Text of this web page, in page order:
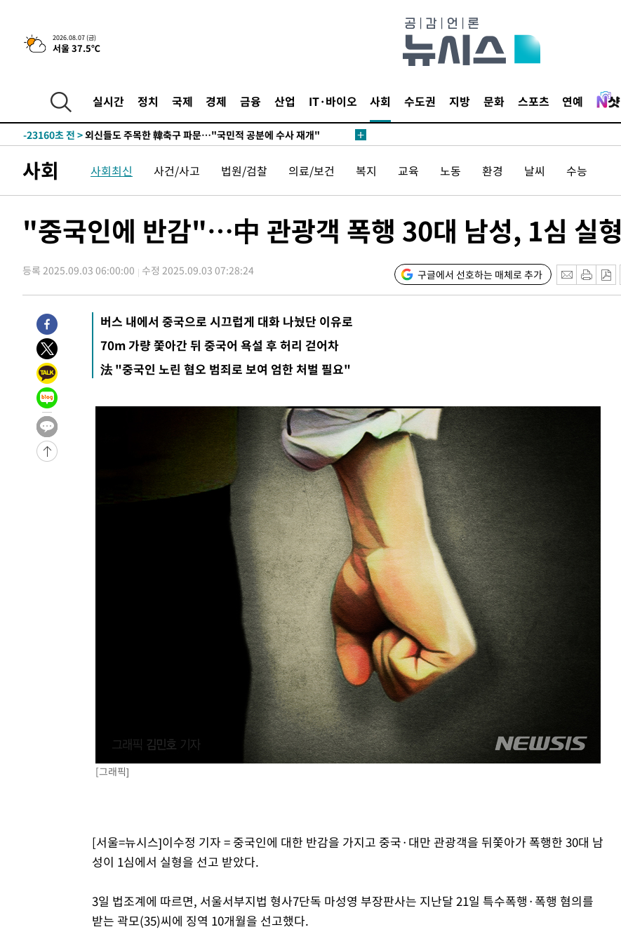
2026.08.07 (금)
서울 37.5℃
실시간 정치 국제 경제 금융 산업 IT·바이오 사회 수도권 지방 문화 스포츠 연예
-27375초 전 >[속보]코스닥, 2.86포인트(0.36%) 내린 798.81마감
-27328초 전 > [속보]코스피, 6200선 약보합…0.60% 내린 6258.77에 마쳐
-27197초 전 >
[속보] 노원서 40.1도 관측…서울, 2018년 이후 첫 40도
-24287초 전 >
-23160초 전 >외신들도 주목한 韓축구 파문…"국민적 공분에 수사 재개"
-22153초 전 >
[속보]규제합리화위원회 부위원장에 김태유 서울대 공대 교수…이
-18511초 전 >[속보]국힘 윤리위, '돌려차기 발언' 진종오·서범수 징계 절차 개시
25.3%↑
-10996초 전 >[속보]'채상병 순직 책임' 임성근, 항소심도 징역 3년
-7462초 전 >민주 콩고 에볼라환자 4천명 돌파, 4053명 발생 1850명 사망
-6712초 전 >[속보]'300억원대 사기 혐의' 차가원 대표 구속 송치
-5906초 전 >
"미 전국적 살모네라 식중독 원인은 멕시코산 할라피뇨"-- CDC
-4419초 전 >
[속보]경찰·노동부, HL만도 평택사업장 끼임 사망 관련 압수수색
-4300초 전 >
[속보]합수본, '투표율 허위 입력' 중앙·서울·경기도 선관위 등 9곳
압수수색
-31552초 전 >
SK하이닉스, 용인·청주 팹에 54조 투자…"AI 메모리 수요 선제 대
-28408초 전 >
-27661초 전 >
외국인 심판 성 접대 7경기 들여다보니…한국 축구 '5승 2무'
-27395초 전 >
[속보]코스닥, 2.86포인트(0.36%) 내린 798.81마감
-27348초 전 >
[속보]코스피, 6200선 약보합…0.60% 내린 6258.77에 마쳐
[속보]원·달러 환율, 7.7원 내린 1416.1원 마감
[속보] 노원서 40.1도 관측…서울, 2018년 이후 첫 40도
[속보]종합특검, '계엄 수용공간 확보' 신용해 前교정본부장 기소
외신들도 주목한 韓축구 파문…"국민적 공분에 수사 재개"
11시간 압수수색에 성접대 파문까지…'쑥대밭' 된 축구협회
[속보]규제합리화위원회 부위원장에 김태유 서울대 공대 교수…이
[속보]국힘 윤리위, '돌려차기 발언' 진종오·서범수 징계 절차 개시
[속보] 7월 중국 수출 23.9%↑ 수입 27.5%↑…무역총액
[속보]'채상병 순직 책임' 임성근, 항소심도 징역 3년
[속보]종합특검, '관저이전 봐주기 감사' 유병호 구속기소
민주 콩고 에볼라환자 4천명 돌파, 4053명 발생 1850명 사망
[속보]'300억원대 사기 혐의' 차가원 대표 구속 송치
"미 전국적 살모네라 식중독 원인은 멕시코산 할라피뇨"-- CDC
[속보]경찰·노동부, HL만도 평택사업장 끼임 사망 관련 압수수색
[속보]합수본, '투표율 허위 입력' 중앙·서울·경기도 선관위 등 9곳
사회 사회최신 사건/사고 법원/검찰 의료/보건 복지 교육 노동 환경 날씨 수능
"중국인에 반감"…中 관광객 폭행 30대 남성, 1심 실형
등록 2025.09.03 06:00:00 수정 2025.09.03 07:28:24 구글에서 선호하는 매체로 추가
버스 내에서 중국으로 시끄럽게 대화 나눴단 이유로
70m 가량 쫓아간 뒤 중국어 욕설 후 허리 걷어차
法 "중국인 노린 혐오 범죄로 보여 엄한 처벌 필요"
[그래픽]
[서울=뉴시스]이수정 기자 = 중국인에 대한 반감을 가지고 중국·대만 관광객을 뒤쫓아가 폭행한 30대 남
성이 1심에서 실형을 선고 받았다.
3일 법조계에 따르면, 서울서부지법 형사7단독 마성영 부장판사는 지난달 21일 특수폭행·폭행 혐의를
받는 곽모(35)씨에 징역 10개월을 선고했다.